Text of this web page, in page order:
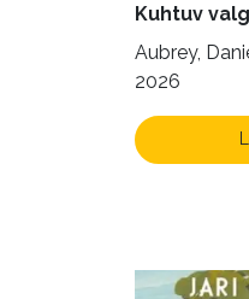
Krimi ja
Kultuur
Kunst
Laste- ja
Loodusteadus
Kuhtuv
Aubrey,
2026